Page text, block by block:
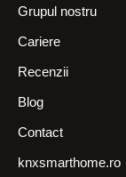
Grupul nostru
Cariere
Recenzii
Blog
Contact
knxsmarthome.ro